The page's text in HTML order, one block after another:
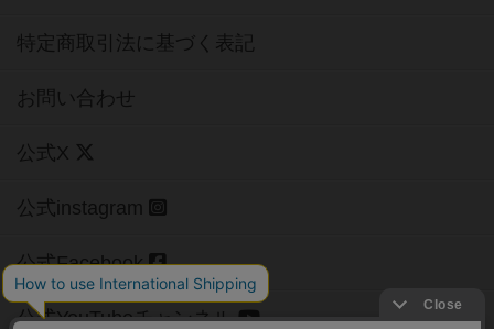
特定商取引法に基づく表記
お問い合わせ
公式X
公式instagram
公式Facebook
公式YouTubeチャンネル